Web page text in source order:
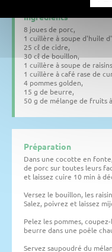
Ingrédients
8 joues de porc,
1 cuillère à soupe d'huile
25 cℓ de cidre,
30 cℓ de bouillon,
1 cuillère à soupe de
1 cuillère à café rase de
4 pommes golden,
15 g de beurre,
50 g de mélange de fruits
Préparation
Dans une cocotte en
de porc sur toutes leurs
et laissez cuire 10 min à
Versez le bouillon, les
Salez, poivrez et laissez
Pelez les pommes,
beurre dans une poêle
Servez saupoudré du